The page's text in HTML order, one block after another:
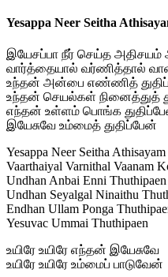
Yesappa Neer Seitha
இயேசப்பா நீர் செய்த அதிசயம்
வார்த்தையால் வர்ணித்தால்
உந்தன் அன்பை எண்ணித்
உந்தன் செயல்கள் நினைத்துத்
எந்தன் உள்ளம் பொங்க
இயேசுவே உம்மைத் துதிப்பேன்
Yesappa Neer Seitha
Vaarthaiyal Varnithal Vaanam
Undhan Anbai Enni Thuthipaen
Undhan Seyalgal Ninaithu
Endhan Ullam Ponga
Yesuvac Ummai Thuthipaen
உயிரே உயிரே எந்தன் இயேசுவே
உயிரே உயிரே உம்மைப் பாடுவேன்